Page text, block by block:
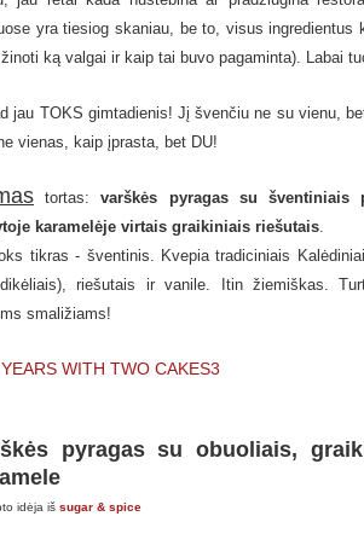
yra tiesiog skaniau, be to, visus ingredientus
ką valgai ir kaip tai buvo pagaminta). Labai
jau TOKS gimtadienis! Jį švenčiu ne su vienu,
vienas, kaip įprasta, bet DU!
tortas: varškės pyragas su šventiniais
karamelėje virtais graikiniais riešutais
tikras - šventinis. Kvepia tradiciniais
riešutais ir vanile. Itin žiemiškas.
smaližiams!
pyragas su obuoliais,
idėja iš sugar & spice